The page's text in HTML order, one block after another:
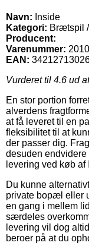
Navn: Inside
Kategori: Brætspil
Producent:
Varenummer:
EAN:
Vurderet til 4.6 ud
En stor portion
alverdens
at få leveret til en
fleksibilitet til at
der passer dig.
desuden
levering ved køb af
Du kunne
private bopæl eller
en gang i mellem
særdeles
levering vil dog
beroer på at du